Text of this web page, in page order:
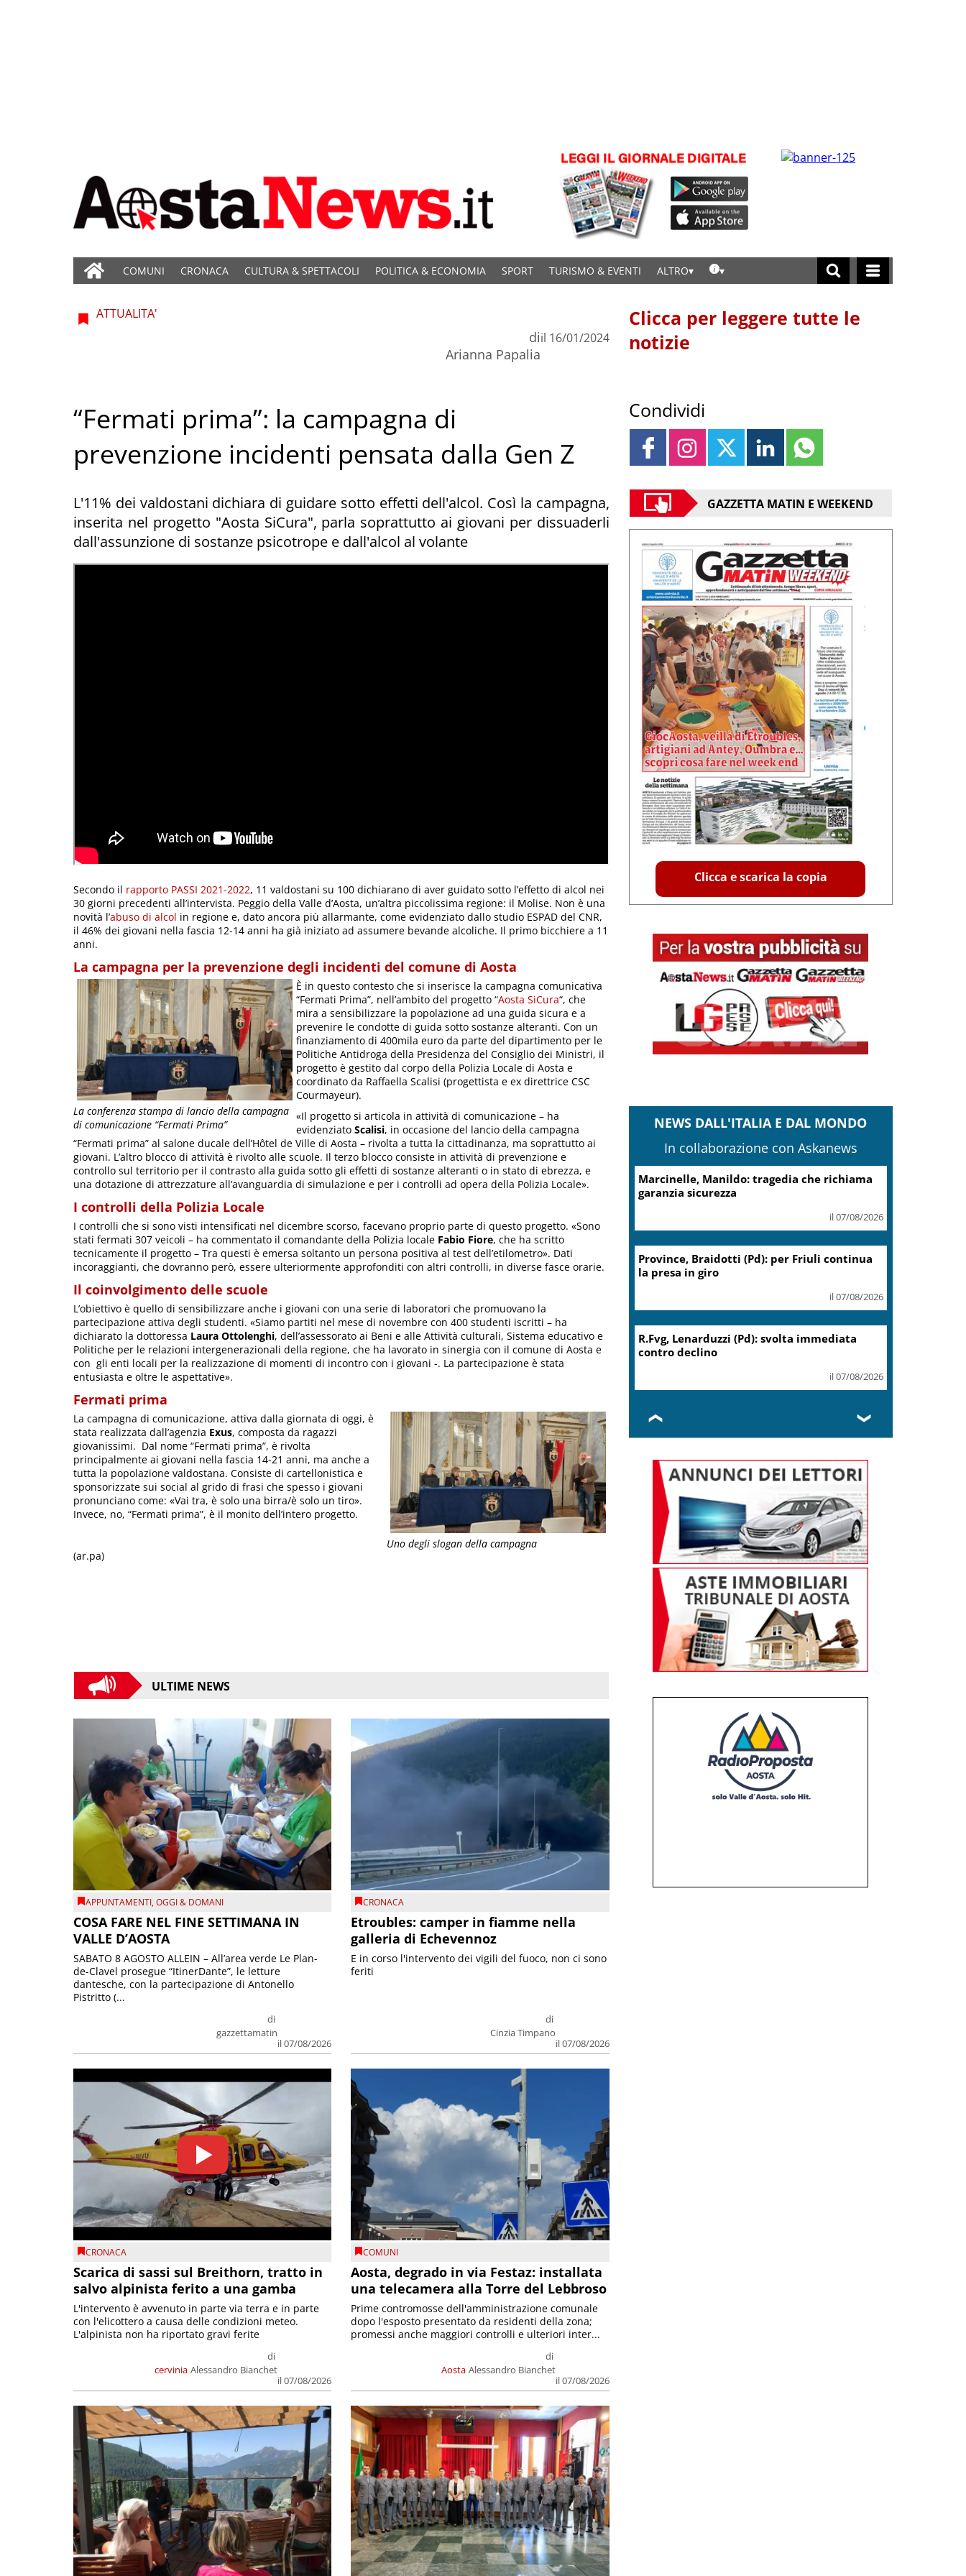
COMUNI CRONACA CULTURA & SPETTACOLI POLITICA & ECONOMIA SPORT TURISMO & EVENTI ALTRO
ATTUALITA'
di
Arianna Papalia
il 16/01/2024
“Fermati prima”: la campagna di
prevenzione incidenti pensata dalla Gen Z
L'11% dei valdostani dichiara di guidare sotto effetti dell'alcol. Così la campagna,
inserita nel progetto "Aosta SiCura", parla soprattutto ai giovani per dissuaderli
dall'assunzione di sostanze psicotrope e dall'alcol al volante
Secondo il rapporto PASSI 2021-2022, 11 valdostani su 100 dichiarano di aver guidato sotto l’effetto di alcol nei
30 giorni precedenti all’intervista. Peggio della Valle d’Aosta, un’altra piccolissima regione: il Molise. Non è una
novità l’abuso di alcol in regione e, dato ancora più allarmante, come evidenziato dallo studio ESPAD del CNR,
il 46% dei giovani nella fascia 12-14 anni ha già iniziato ad assumere bevande alcoliche. Il primo bicchiere a 11
anni.
La campagna per la prevenzione degli incidenti del comune di Aosta
La conferenza stampa di lancio della campagna
di comunicazione “Fermati Prima”
È in questo contesto che si inserisce la campagna comunicativa
“Fermati Prima”, nell’ambito del progetto “Aosta SiCura“, che
mira a sensibilizzare la popolazione ad una guida sicura e a
prevenire le condotte di guida sotto sostanze alteranti. Con un
finanziamento di 400mila euro da parte del dipartimento per le
Politiche Antidroga della Presidenza del Consiglio dei Ministri, il
progetto è gestito dal corpo della Polizia Locale di Aosta e
coordinato da Raffaella Scalisi (progettista e ex direttrice CSC
Courmayeur).
«Il progetto si articola in attività di comunicazione – ha
evidenziato Scalisi, in occasione del lancio della campagna
“Fermati prima” al salone ducale dell’Hôtel de Ville di Aosta – rivolta a tutta la cittadinanza, ma soprattutto ai
giovani. L’altro blocco di attività è rivolto alle scuole. Il terzo blocco consiste in attività di prevenzione e
controllo sul territorio per il contrasto alla guida sotto gli effetti di sostanze alteranti o in stato di ebrezza, e
una dotazione di attrezzature all’avanguardia di simulazione e per i controlli ad opera della Polizia Locale».
I controlli della Polizia Locale
I controlli che si sono visti intensificati nel dicembre scorso, facevano proprio parte di questo progetto. «Sono
stati fermati 307 veicoli – ha commentato il comandante della Polizia locale Fabio Fiore, che ha scritto
tecnicamente il progetto – Tra questi è emersa soltanto un persona positiva al test dell’etilometro». Dati
incoraggianti, che dovranno però, essere ulteriormente approfonditi con altri controlli, in diverse fasce orarie.
Il coinvolgimento delle scuole
L’obiettivo è quello di sensibilizzare anche i giovani con una serie di laboratori che promuovano la
partecipazione attiva degli studenti. «Siamo partiti nel mese di novembre con 400 studenti iscritti – ha
dichiarato la dottoressa Laura Ottolenghi, dell’assessorato ai Beni e alle Attività culturali, Sistema educativo e
Politiche per le relazioni intergenerazionali della regione, che ha lavorato in sinergia con il comune di Aosta e
con gli enti locali per la realizzazione di momenti di incontro con i giovani -. La partecipazione è stata
entusiasta e oltre le aspettative».
Fermati prima
Uno degli slogan della campagna
La campagna di comunicazione, attiva dalla giornata di oggi, è
stata realizzata dall’agenzia Exus, composta da ragazzi
giovanissimi. Dal nome “Fermati prima”, è rivolta
principalmente ai giovani nella fascia 14-21 anni, ma anche a
tutta la popolazione valdostana. Consiste di cartellonistica e
sponsorizzate sui social al grido di frasi che spesso i giovani
pronunciano come: «Vai tra, è solo una birra/è solo un tiro».
Invece, no, “Fermati prima”, è il monito dell’intero progetto.
(ar.pa)
ULTIME NEWS
APPUNTAMENTI,OGGI & DOMANI
COSA FARE NEL FINE SETTIMANA IN
VALLE D’AOSTA
di
gazzettamatin
il 07/08/2026
SABATO 8 AGOSTO ALLEIN – All’area verde Le Plan-
de-Clavel prosegue “ItinerDante”, le letture
dantesche, con la partecipazione di Antonello
Pistritto (...
CRONACA
Etroubles: camper in fiamme nella
galleria di Echevennoz
di
Cinzia Timpano
il 07/08/2026
E in corso l'intervento dei vigili del fuoco, non ci sono
feriti
CRONACA
Scarica di sassi sul Breithorn, tratto in
salvo alpinista ferito a una gamba
cervinia
di
Alessandro Bianchet
il 07/08/2026
L'intervento è avvenuto in parte via terra e in parte
con l'elicottero a causa delle condizioni meteo.
L'alpinista non ha riportato gravi ferite
COMUNI
Aosta, degrado in via Festaz: installata
una telecamera alla Torre del Lebbroso
Aosta
di
Alessandro Bianchet
il 07/08/2026
Prime contromosse dell'amministrazione comunale
dopo l'esposto presentato da residenti della zona;
promessi anche maggiori controlli e ulteriori inter...
Clicca per leggere tutte le
notizie
Condividi
GAZZETTA MATIN E WEEKEND
Clicca e scarica la copia
NEWS DALL'ITALIA E DAL MONDO
In collaborazione con Askanews
Acciaierie Valbruna, Bitonci: trovato punto
di equilibrio
il 07/08/2026
Coin, accordo con sindacati su
piano risanamento e rilancio
il 07/08/2026
Migranti, Meloni: non c’è
spazio in Ue per chi alimenta
immigrazione clandestina
il 07/08/2026
❮ ❯